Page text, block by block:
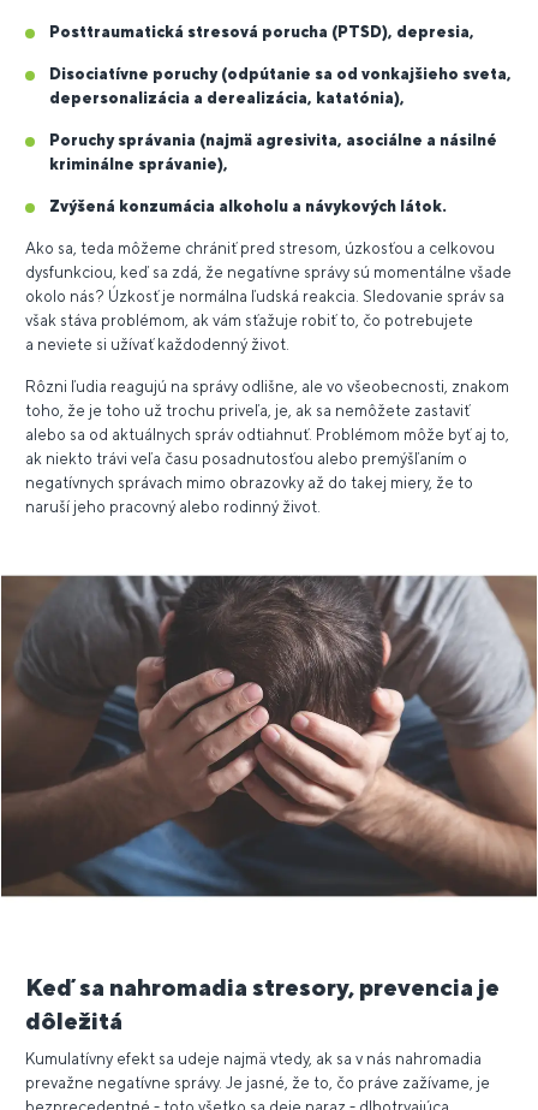
Posttraumatická stresová porucha (PTSD), depresia,
Disociatívne poruchy (odpútanie sa od vonkajšieho sveta,
depersonalizácia a derealizácia, katatónia),
Poruchy správania (najmä agresivita, asociálne a násilné
kriminálne správanie),
Zvýšená konzumácia alkoholu a návykových látok.
Ako sa, teda môžeme chrániť pred stresom, úzkosťou a celkovou
dysfunkciou, keď sa zdá, že negatívne správy sú momentálne všade
okolo nás? Úzkosť je normálna ľudská reakcia. Sledovanie správ sa
však stáva problémom, ak vám sťažuje robiť to, čo potrebujete
a neviete si užívať každodenný život.
Rôzni ľudia reagujú na správy odlišne, ale vo všeobecnosti, znakom
toho, že je toho už trochu priveľa, je, ak sa nemôžete zastaviť
alebo sa od aktuálnych správ odtiahnuť. Problémom môže byť aj to,
ak niekto trávi veľa času posadnutosťou alebo premýšľaním o
negatívnych správach mimo obrazovky až do takej miery, že to
naruší jeho pracovný alebo rodinný život.
Keď sa nahromadia stresory, prevencia je
dôležitá
Kumulatívny efekt sa udeje najmä vtedy, ak sa v nás nahromadia
prevažne negatívne správy. Je jasné, že to, čo práve zažívame, je